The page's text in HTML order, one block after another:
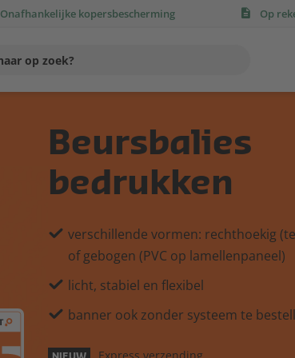
Onafhankelijke kopersbescherming Op
Beursbalies
bedrukken
verschillende vormen: rechthoekig
of gebogen (PVC op lamellenpaneel)
licht, stabiel en flexibel
banner ook zonder systeem te